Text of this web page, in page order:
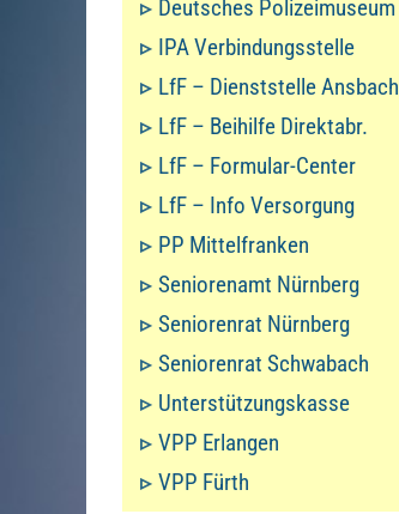
Deutsches Polizeimuseum
IPA Verbindungsstelle
LfF – Dienststelle Ansbach
LfF – Beihilfe Direktabr.
LfF – Formular-Center
LfF – Info Versorgung
PP Mittelfranken
Seniorenamt Nürnberg
Seniorenrat Nürnberg
Seniorenrat Schwabach
Unterstützungskasse
VPP Erlangen
VPP Fürth